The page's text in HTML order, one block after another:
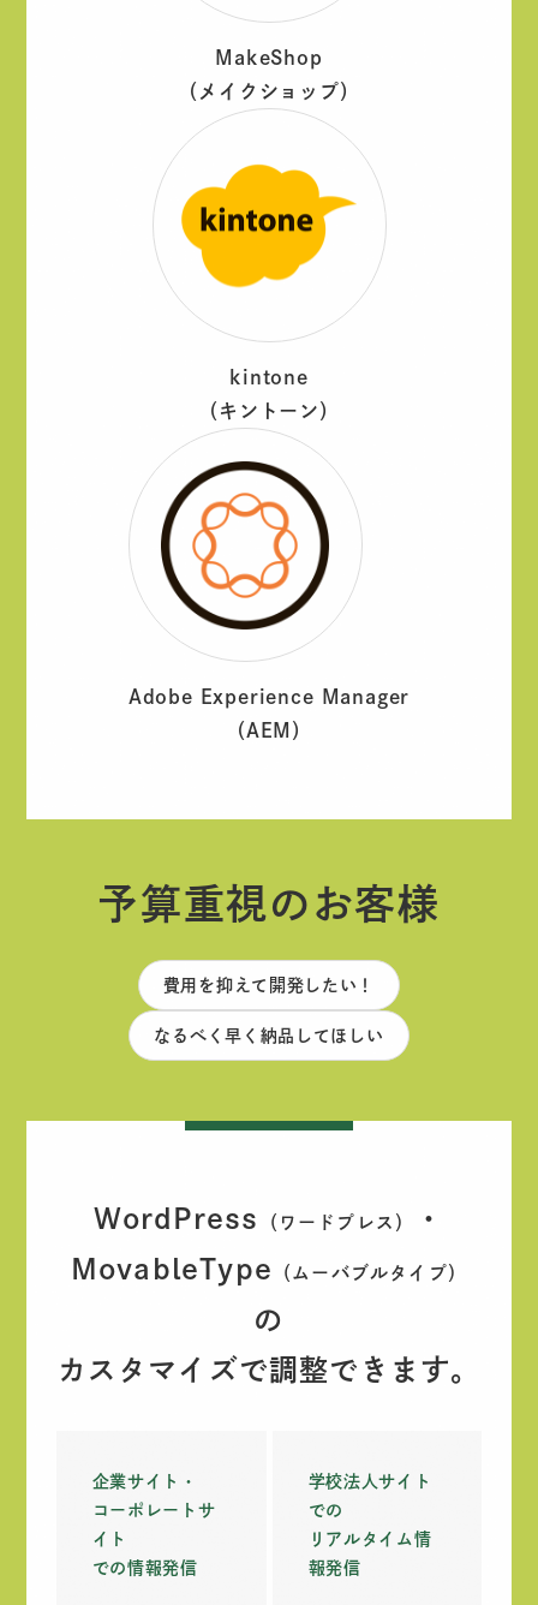
MakeShop
（メイクショップ）
kintone
（キントーン）
Adobe Experience Manager
（AEM）
予算重視のお客様
費用を抑えて開発したい！
なるべく早く納品してほしい
WordPress （ワードプレス）
・
MovableType
（ムーバブルタイプ）
の
カスタマイズで調整できます。
企業サイト・
コーポレートサ
イト
での情報発信
学校法人サイト
での
リアルタイム情
報発信